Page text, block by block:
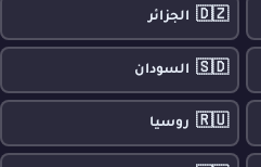
🇩🇿 الجزائر
🇸🇩 السودان
🇷🇺 روسيا